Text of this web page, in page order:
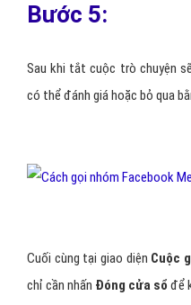
Bước 5:
Sau khi tắt cuộc trò chuyện
có thể đánh giá hoặc bỏ qua
Cuối cùng tại giao diện Cuộc
chỉ cần nhấn Đóng cửa sổ để